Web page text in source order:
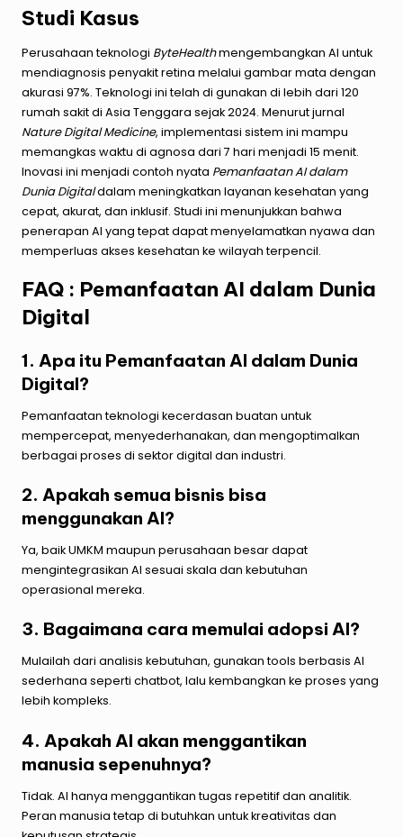
Studi Kasus
Perusahaan teknologi ByteHealthmengembangkan AI untuk
mendiagnosis penyakit retina melalui gambar mata dengan
akurasi 97%. Teknologi ini telah di gunakan di lebih dari 120
rumah sakit di Asia Tenggara sejak 2024. Menurut jurnal
Nature Digital Medicine, implementasi sistem ini mampu
memangkas waktu di agnosa dari 7 hari menjadi 15 menit.
Inovasi ini menjadi contoh nyata Pemanfaatan AI dalam
Dunia Digitaldalam meningkatkan layanan kesehatan yang
cepat, akurat, dan inklusif. Studi ini menunjukkan bahwa
penerapan AI yang tepat dapat menyelamatkan nyawa dan
memperluas akses kesehatan ke wilayah terpencil.
FAQ : Pemanfaatan AI dalam Dunia
Digital
1. Apa itu Pemanfaatan AI dalam Dunia
Digital?
Pemanfaatan teknologi kecerdasan buatan untuk
mempercepat, menyederhanakan, dan mengoptimalkan
berbagai proses di sektor digital dan industri.
2. Apakah semua bisnis bisa
menggunakan AI?
Ya, baik UMKM maupun perusahaan besar dapat
mengintegrasikan AI sesuai skala dan kebutuhan
operasional mereka.
3. Bagaimana cara memulai adopsi AI?
Mulailah dari analisis kebutuhan, gunakan tools berbasis AI
sederhana seperti chatbot, lalu kembangkan ke proses yang
lebih kompleks.
4. Apakah AI akan menggantikan
manusia sepenuhnya?
Tidak. AI hanya menggantikan tugas repetitif dan analitik.
Peran manusia tetap di butuhkan untuk kreativitas dan